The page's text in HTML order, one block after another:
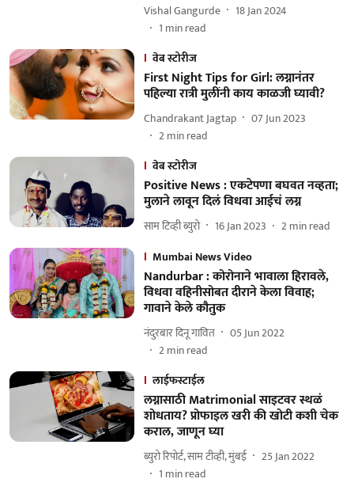
Vishal Gangurde
18 Jan 2024
1 min read
वेब स्टोरीज
First Night Tips for Girl: लग्नानंतर
पहिल्या रात्री मुलींनी काय काळजी घ्यावी?
Chandrakant Jagtap
07 Jun 2023
2min read
वेब स्टोरीज
Positive News : एकटेपणा बघवत नव्हता;
मुलाने लावून दिलं विधवा आईचं लग्न
साम टिव्ही ब्युरो 16 Jan 2023 2min read
Mumbai News Video
Nandurbar : कोरोनाने भावाला हिरावले,
विधवा वहिनीसोबत दीराने केला विवाह;
गावाने केले कौतुक
नंदुरबार दिनू गावित
05 Jun 2022
2min read
लाईफस्टाईल
लग्नासाठी Matrimonial साइटवर स्थळं
शोधताय? प्रोफाइल खरी की खोटी कशी चेक
कराल, जाणून घ्या
ब्युरो रिपोर्ट, साम टीव्ही, मुंबई
25 Jan 2022
1 min read